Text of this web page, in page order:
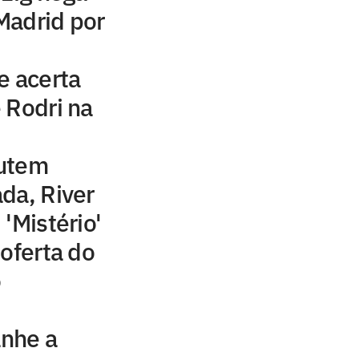
por
acerta
na
River
'Mistério'
do
a